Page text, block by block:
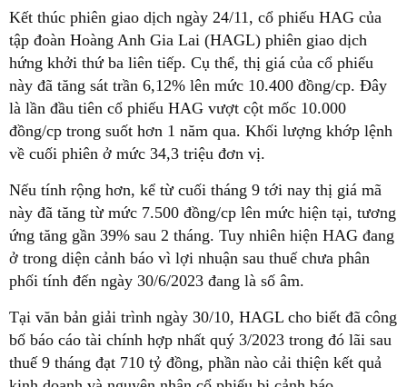
Kết thúc phiên giao dịch ngày 24/11, cổ phiếu HAG của
tập đoàn Hoàng Anh Gia Lai (HAGL) phiên giao dịch
hứng khởi thứ ba liên tiếp. Cụ thể, thị giá của cổ phiếu
này đã tăng sát trần 6,12% lên mức 10.400 đồng/cp. Đây
là lần đầu tiên cổ phiếu HAG vượt cột mốc 10.000
đồng/cp trong suốt hơn 1 năm qua. Khối lượng khớp lệnh
về cuối phiên ở mức 34,3 triệu đơn vị.
Nếu tính rộng hơn, kể từ cuối tháng 9 tới nay thị giá mã
này đã tăng từ mức 7.500 đồng/cp lên mức hiện tại, tương
ứng tăng gần 39% sau 2 tháng. Tuy nhiên hiện HAG đang
ở trong diện cảnh báo vì lợi nhuận sau thuế chưa phân
phối tính đến ngày 30/6/2023 đang là số âm.
Tại văn bản giải trình ngày 30/10, HAGL cho biết đã công
bố báo cáo tài chính hợp nhất quý 3/2023 trong đó lãi sau
thuế 9 tháng đạt 710 tỷ đồng, phần nào cải thiện kết quả